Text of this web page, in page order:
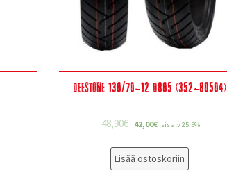
Deestone 130/70-12 D805 (352-80504)
48,90€ 42,00€ sis alv 25.5%
Lisää ostoskoriin